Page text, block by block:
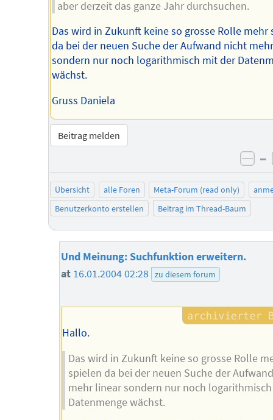
aber derzeit das ganze Jahr durchsuchen.
Das wird in Zukunft keine so grosse Rolle mehr
da bei der neuen Suche der Aufwand nicht
sondern nur noch logarithmisch mit der
wächst.
Gruss Daniela
Beitrag melden
–
Übersicht alle Foren Meta-Forum (read only)
Benutzerkonto erstellen
Beitrag im Thread-Baum
Und Meinung: Suchfunktion erweitern.
at 16.01.2004 02:28 zu diesem forum
Hallo.
Das wird in Zukunft keine so grosse Rolle
spielen da bei der neuen Suche der
mehr linear sondern nur noch
Datenmenge wächst.